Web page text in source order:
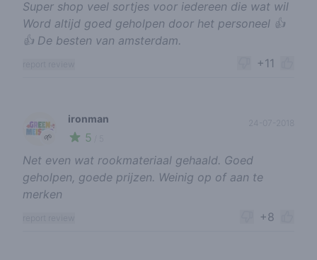
Super shop veel sortjes voor iedereen die wat wil
Word altijd goed geholpen door het personeel 👍
👍 De besten van amsterdam.
+11
🌱
ironman
5
Net even wat rookmateriaal gehaald. Goed
geholpen, goede prijzen. Weinig op of aan te
merken
+8